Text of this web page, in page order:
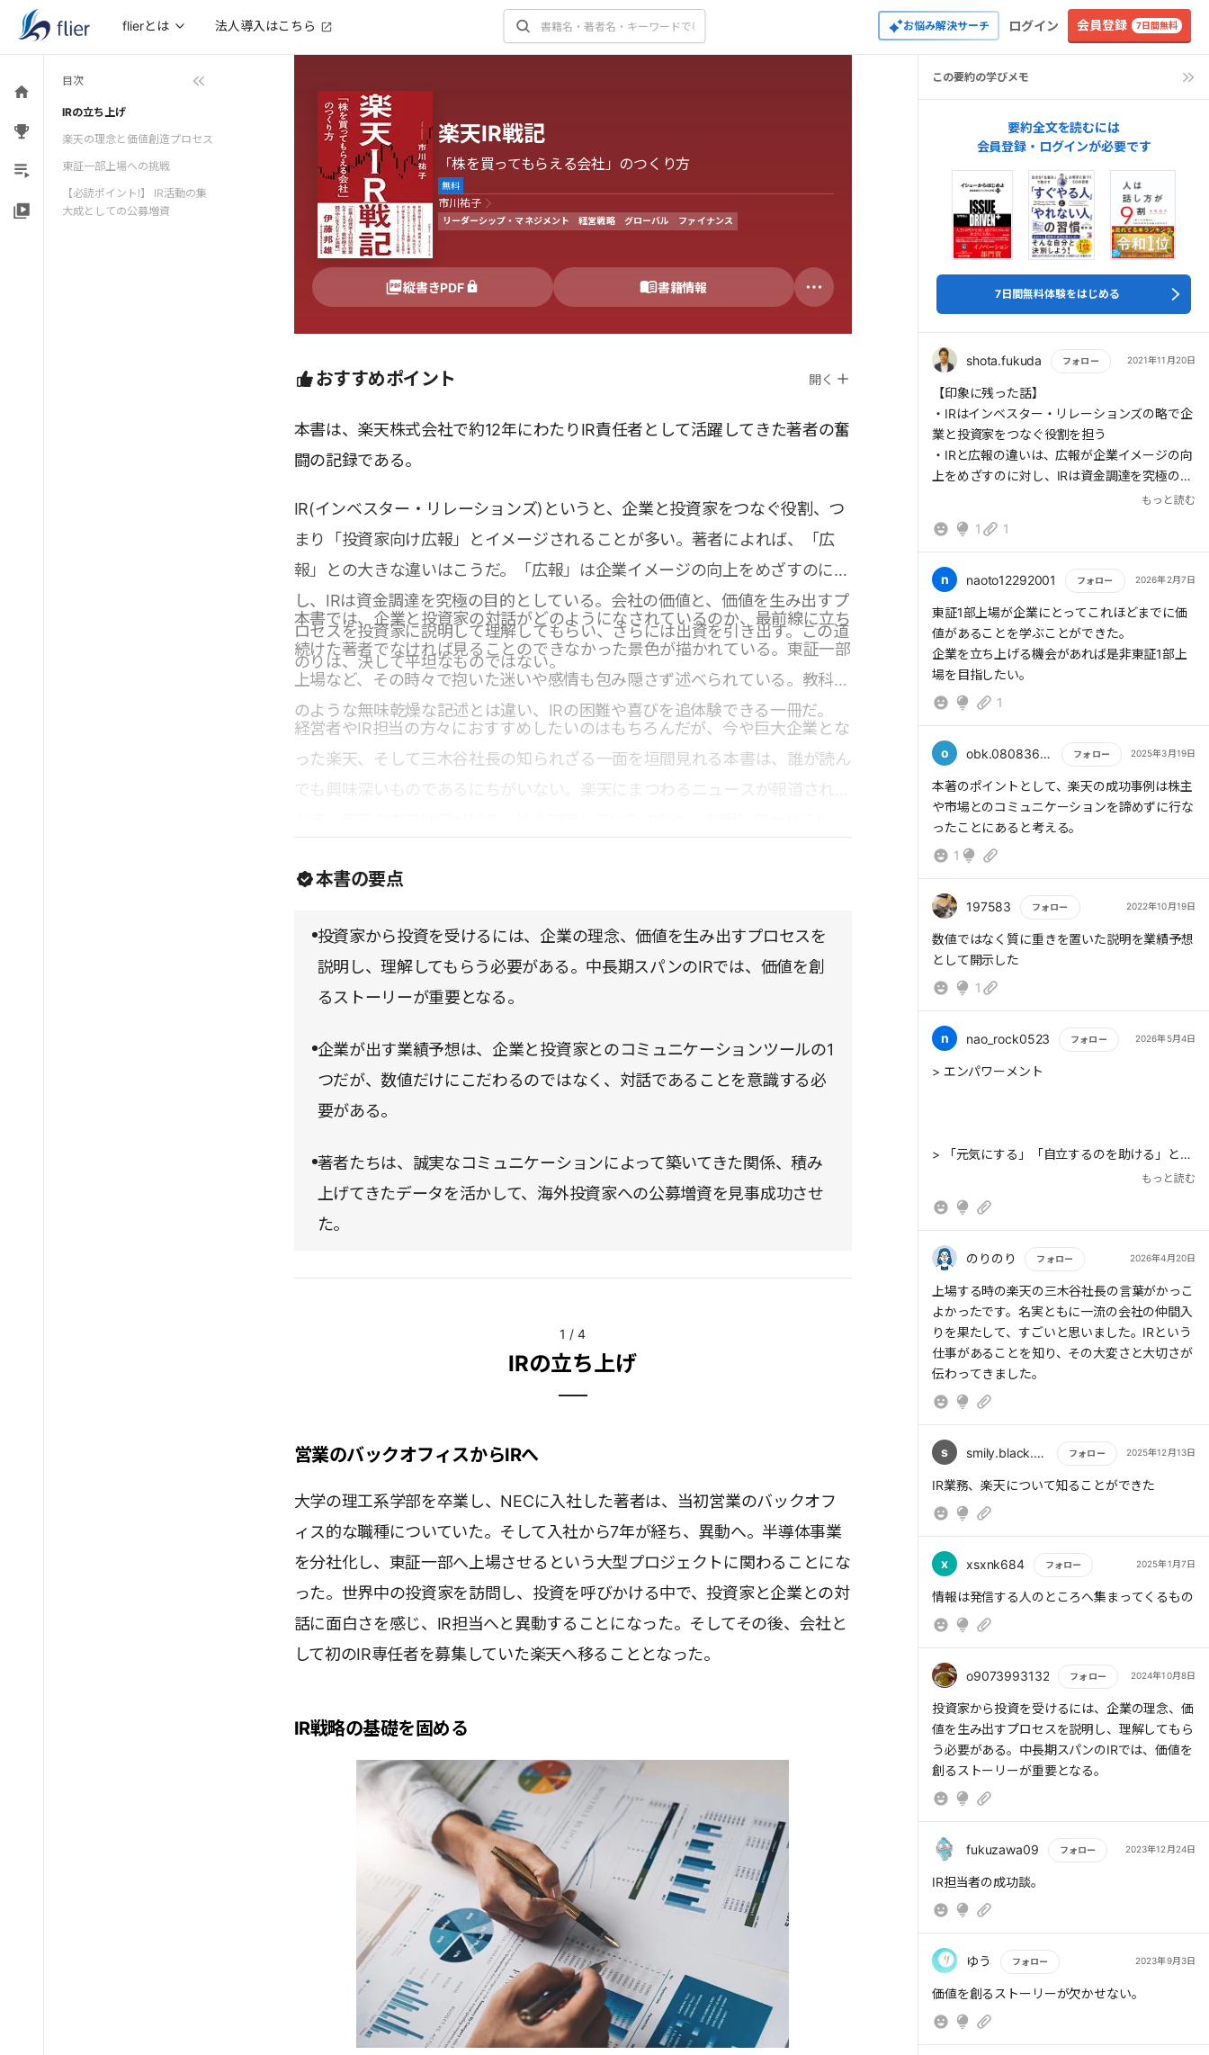
flierとは 法人導入はこちら お悩み解決サーチ ログイン 会員登録 7日間無料
目次
IRの立ち上げ
楽天の理念と価値創造プロセス
東証一部上場への挑戦
【必読ポイント!】 IR活動の集
大成としての公募増資
楽天IR戦記
「株を買ってもらえる会社」のつくり方
無料
市川祐子
リーダーシップ・マネジメント 経営戦略 グローバル ファイナンス
縦書きPDF 書籍情報
おすすめポイント 開く
本書は、楽天株式会社で約12年にわたりIR責任者として活躍してきた著者の奮
闘の記録である。
IR(インベスター・リレーションズ)というと、企業と投資家をつなぐ役割、つ
まり「投資家向け広報」とイメージされることが多い。著者によれば、「広
報」との大きな違いはこうだ。「広報」は企業イメージの向上をめざすのに対
し、IRは資金調達を究極の目的としている。会社の価値と、価値を生み出すプ
ロセスを投資家に説明して理解してもらい、さらには出資を引き出す。この道
のりは、決して平坦なものではない。
本書では、企業と投資家の対話がどのようになされているのか、最前線に立ち
続けた著者でなければ見ることのできなかった景色が描かれている。東証一部
上場など、その時々で抱いた迷いや感情も包み隠さず述べられている。教科書
のような無味乾燥な記述とは違い、IRの困難や喜びを追体験できる一冊だ。
経営者やIR担当の方々におすすめしたいのはもちろんだが、今や巨大企業とな
った楽天、そして三木谷社長の知られざる一面を垣間見れる本書は、誰が読ん
でも興味深いものであるにちがいない。楽天にまつわるニュースが報道された
読みこなせる。視野を広げたい学生にも読んでいただきたい一冊である。
本書の要点
投資家から投資を受けるには、企業の理念、価値を生み出すプロセスを
説明し、理解してもらう必要がある。中長期スパンのIRでは、価値を創
るストーリーが重要となる。
企業が出す業績予想は、企業と投資家とのコミュニケーションツールの1
つだが、数値だけにこだわるのではなく、対話であることを意識する必
要がある。
著者たちは、誠実なコミュニケーションによって築いてきた関係、積み
上げてきたデータを活かして、海外投資家への公募増資を見事成功させ
た。
1 / 4
IRの立ち上げ
営業のバックオフィスからIRへ
大学の理工系学部を卒業し、NECに入社した著者は、当初営業のバックオフ
ィス的な職種についていた。そして入社から7年が経ち、異動へ。半導体事業
を分社化し、東証一部へ上場させるという大型プロジェクトに関わることにな
った。世界中の投資家を訪問し、投資を呼びかける中で、投資家と企業との対
話に面白さを感じ、IR担当へと異動することになった。そしてその後、会社と
して初のIR専任者を募集していた楽天へ移ることとなった。
IR戦略の基礎を固める
この要約の学びメモ
要約全文を読むには
会員登録・ログインが必要です
7日間無料体験をはじめる
shota.fukuda フォロー 2021年11月20日
もっと読む
【印象に残った話】
・IRはインベスター・リレーションズの略で企
業と投資家をつなぐ役割を担う
・IRと広報の違いは、広報が企業イメージの向
上をめざすのに対し、IRは資金調達を究極の目
・自社のIR活動として何が行われているかを確
もっと読む
1 1
n naoto12292001 フォロー 2026年2月7日
もっと読む
東証1部上場が企業にとってこれほどまでに価
値があることを学ぶことができた。
企業を立ち上げる機会があれば是非東証1部上
場を目指したい。
1
o obk.08083678366 フォロー 2025年3月19日
もっと読む
本著のポイントとして、楽天の成功事例は株主
や市場とのコミュニケーションを諦めずに行な
ったことにあると考える。
1
197583 フォロー 2022年10月19日
もっと読む
数値ではなく質に重きを置いた説明を業績予想
として開示した
1
n nao_rock0523 フォロー 2026年5月4日
もっと読む
> エンパワーメント
> 「元気にする」「自立するのを助ける」とい
う意味での「エンパワーメント」が、楽天のコ
しておらず、それが東証との間で議論になっ
た。東証からは当初、投資家のために「できれ
ば」業績予想を出してほしいといわれていた。
楽天側は特段強い要望とは捉えずに、「これま
でどおり業績予想は出さない」と返答した。東
証が出している指針でも、業績予想の開示を行
わないことや、従来の表形式以外で開示するこ
とが認められていたという事情もあった。
→なぜ？
もっと読む
のりのり フォロー 2026年4月20日
もっと読む
上場する時の楽天の三木谷社長の言葉がかっこ
よかったです。名実ともに一流の会社の仲間入
りを果たして、すごいと思いました。IRという
仕事があることを知り、その大変さと大切さが
伝わってきました。
s smily.black.pig フォロー 2025年12月13日
もっと読む
IR業務、楽天について知ることができた
x xsxnk684 フォロー 2025年1月7日
もっと読む
情報は発信する人のところへ集まってくるもの
o9073993132 フォロー 2024年10月8日
もっと読む
投資家から投資を受けるには、企業の理念、価
値を生み出すプロセスを説明し、理解してもら
う必要がある。中長期スパンのIRでは、価値を
創るストーリーが重要となる。
fukuzawa09 フォロー 2023年12月24日
もっと読む
IR担当者の成功談。
ゆう フォロー 2023年9月3日
もっと読む
価値を創るストーリーが欠かせない。